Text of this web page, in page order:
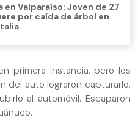
en Valparaíso: Joven de 27
por caída de árbol en
primera instancia, pero los
del auto lograron capturarlo,
al automóvil. Escaparon